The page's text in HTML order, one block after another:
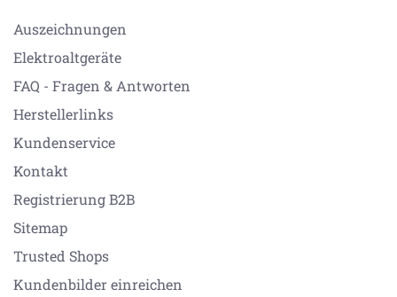
Auszeichnungen
Elektroaltgeräte
FAQ - Fragen & Antworten
Herstellerlinks
Kundenservice
Kontakt
Registrierung B2B
Sitemap
Trusted Shops
Kundenbilder einreichen